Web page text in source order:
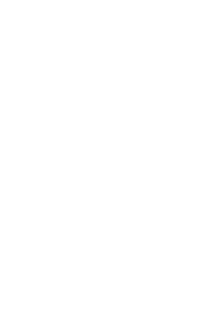
recibido 35 000 botes de desinfectante de